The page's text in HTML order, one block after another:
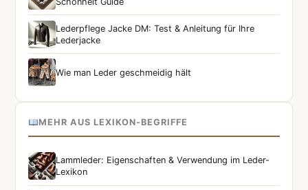
Lederpflege Jacke DM: Test & Anleitung für Ihre
Lederjacke
Wie man Leder geschmeidig hält
MEHR AUS LEXIKON-BEGRIFFE
Lammleder: Eigenschaften & Verwendung im Leder-
Lexikon